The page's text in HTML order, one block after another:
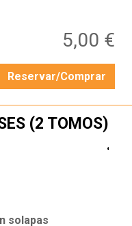
5,00 €
Reservar/Comprar
(2 TOMOS)
…
solapas